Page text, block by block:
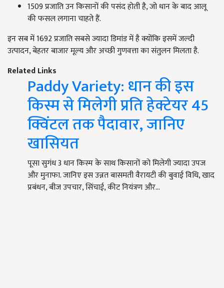
1509 प्रजाति उन किसानों की पसंद होती है, जो धान के बाद आलू
की फसल लगाना चाहते हैं.
इन सब में 1692 प्रजाति सबसे ज्यादा डिमांड में है क्योंकि इसमें जल्दी
उत्पादन, बेहतर बाजार मूल्य और अच्छी गुणवत्ता का संतुलन मिलता है.
Related Links
Paddy Variety: धान की इस
किस्म से मिलेगी प्रति हेक्टेयर 45
क्विंटल तक पैदावार, जानिए
खासियत
पूसा सुगंध 3 धान किस्म के साथ किसानों को मिलेगी ज्यादा उपज
और मुनाफा. जानिए इस उन्नत बासमती वैरायटी की बुवाई विधि, खाद
प्रबंधन, बीज उपचार, सिंचाई, कीट नियंत्रण और…